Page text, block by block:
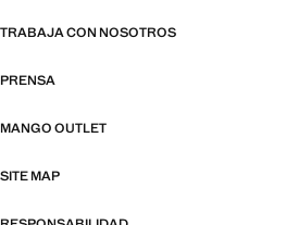
TRABAJA CON NOSOTROS
PRENSA
MANGO OUTLET
SITE MAP